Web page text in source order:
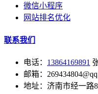
微信小程序
网站排名优化
联系我们
电话： 13864169891
邮箱：
地址：济南市经一路